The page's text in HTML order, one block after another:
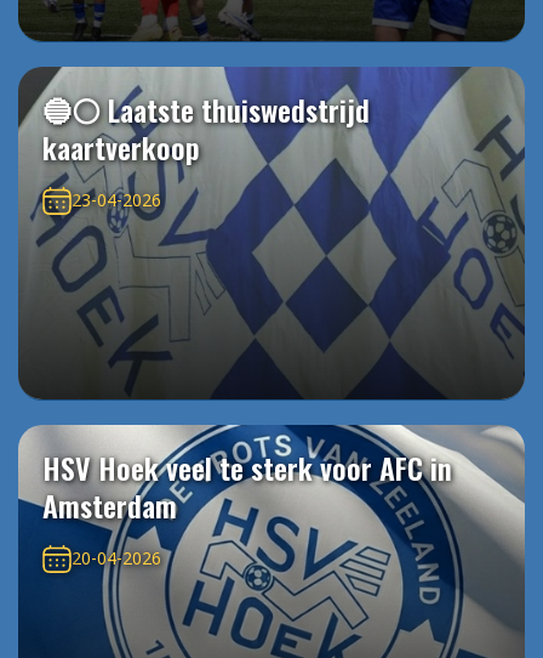
🔵⚪️ Laatste thuiswedstrijd
kaartverkoop
23-04-2026
HSV Hoek veel te sterk voor AFC in
Amsterdam
20-04-2026